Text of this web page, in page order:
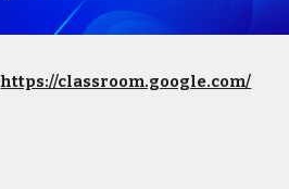
https://classroom.google.com/